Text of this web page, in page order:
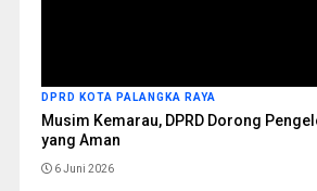
DPRD KOTA PALANGKA RAYA
Musim Kemarau, DPRD Dorong
yang Aman
6 Juni 2026